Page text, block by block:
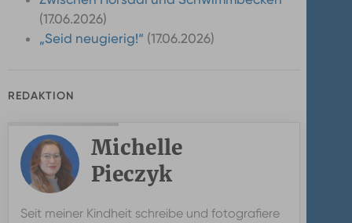
17.06.2026
„Seid neugierig!“ 17.06.2026
REDAKTION
Michelle
Pieczyk
Seit meiner Kindheit schreibe und fotografiere